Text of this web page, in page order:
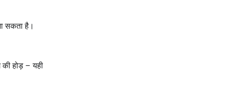
सकता है।
होड़ – यही